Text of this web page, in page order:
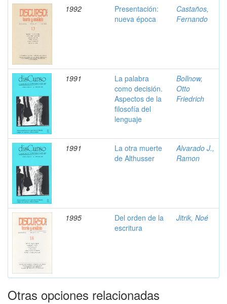
1992
Presentación:
nueva época
Castaños,
Fernando
1991
La palabra
como decisión.
Aspectos de la
filosofía del
lenguaje
Bollnow,
Otto
Friedrich
1991
La otra muerte
de Althusser
Alvarado J.,
Ramon
1995
Del orden de la
escritura
Jitrik, Noé
Otras opciones relacionadas